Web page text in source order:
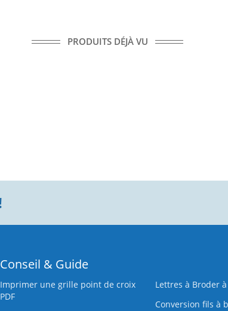
PRODUITS DÉJÀ VU
Conseil & Guide
Imprimer une grille point de croix
PDF
Lettres à Broder
Conversion fils à